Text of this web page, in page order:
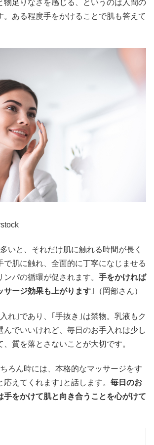
物足りなさを感じる、というのは人間の
。ある程度手をかけることで肌も答えて
いと、それだけ肌に触れる時間が長く
で肌に触れ、全面的に丁寧になじませる
ンパの循環が促されます。 手をかければ
サージ効果も上がります ｣（岡部さん）
れ｣であり、｢手抜き｣は禁物。乳液もク
んでいいけれど、毎日のお手入れは少し
、質を落とさないことが大切です。
ろん時には、本格的なマッサージをす
えてくれます｣と話します。 毎日のお
手をかけて肌と向き合うことを心がけて